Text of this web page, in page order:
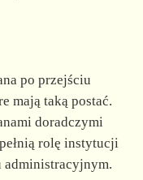
po przejściu
mają taką postać.
doradczymi
rolę instytucji
administracyjnym.